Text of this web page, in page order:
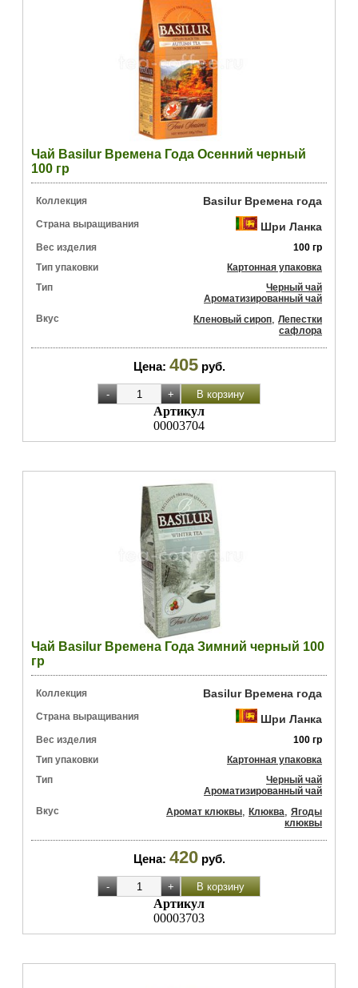
Чай Basilur Времена Года Осенний черный
100 гр
Коллекция Basilur Времена года
Страна выращивания Шри Ланка
Вес изделия
100 гр
Тип упаковки
Картонная упаковка
Тип
Черный чай
Ароматизированный чай
Вкус
Кленовый сироп, Лепестки
сафлора
Цена: 405 руб.
Артикул
00003704
Чай Basilur Времена Года Зимний черный 100
гр
Коллекция Basilur Времена года
Страна выращивания Шри Ланка
Вес изделия
100 гр
Тип упаковки
Картонная упаковка
Тип
Черный чай
Ароматизированный чай
Вкус
Аромат клюквы, Клюква, Ягоды
клюквы
Цена: 420 руб.
Артикул
00003703